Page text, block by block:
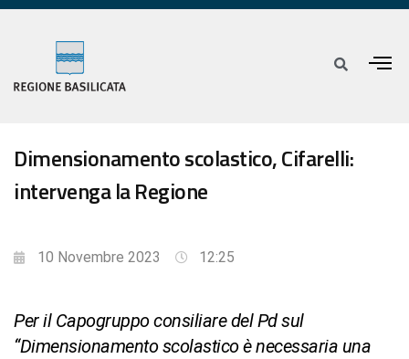
Dimensionamento scolastico, Cifarelli:
intervenga la Regione
10 Novembre 2023 12:25
Per il Capogruppo consiliare del Pd sul
“Dimensionamento scolastico è necessaria una